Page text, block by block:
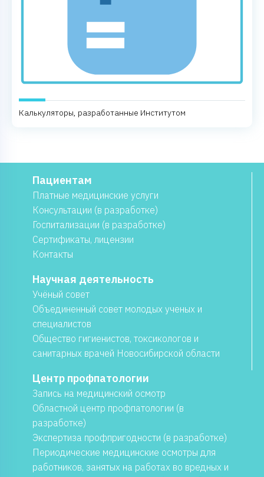
Калькуляторы, разработанные Институтом
Пациентам
Платные медицинские услуги
Консультации (в разработке)
Госпитализации (в разработке)
Сертификаты, лицензии
Контакты
Научная деятельность
Учёный совет
Объединенный совет молодых ученых и
специалистов
Общество гигиенистов, токсикологов и
санитарных врачей Новосибирской области
Центр профпатологии
Запись на медицинский осмотр
Областной центр профпатологии (в
разработке)
Экспертиза профпригодности (в разработке)
Периодические медицинские осмотры для
работников, занятых на работах во вредных и